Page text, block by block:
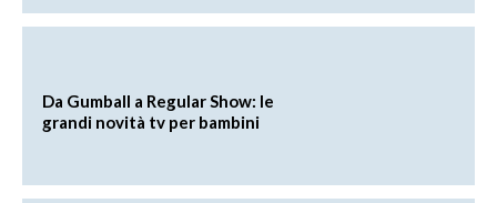
Da Gumball a Regular Show: le
grandi novità tv per bambini